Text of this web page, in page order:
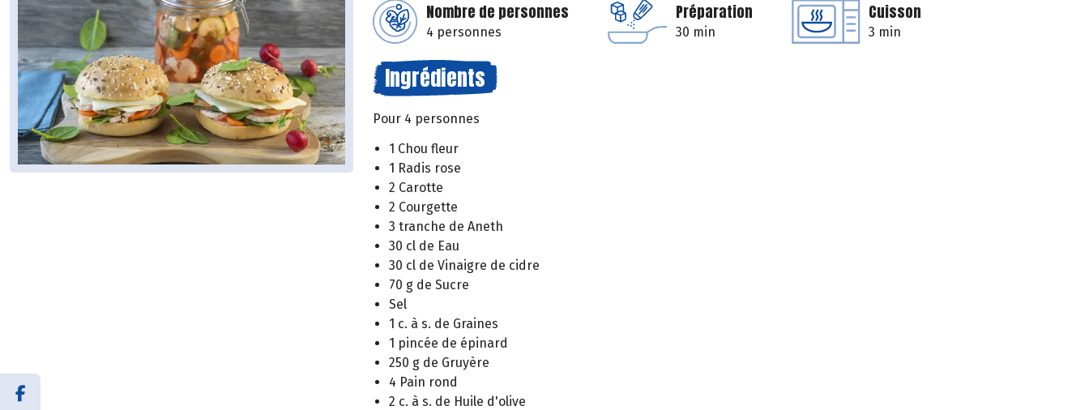
Nombre de personnes
4 personnes
Préparation
30 min
Cuisson
3 min
Ingrédients
Pour 4 personnes
1 Chou fleur
1 Radis rose
2 Carotte
2 Courgette
3 tranche de Aneth
30 cl de Eau
30 cl de Vinaigre de cidre
70 g de Sucre
Sel
1 c. à s. de Graines
1 pincée de épinard
250 g de Gruyère
4 Pain rond
2 c. à s. de Huile d'olive